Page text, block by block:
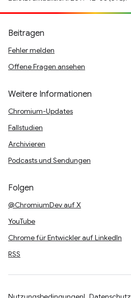
Beitragen
Fehler melden
Offene Fragen ansehen
Weitere Informationen
Chromium-Updates
Fallstudien
Archivieren
Podcasts und Sendungen
Folgen
@ChromiumDev auf X
YouTube
Chrome für Entwickler auf LinkedIn
RSS